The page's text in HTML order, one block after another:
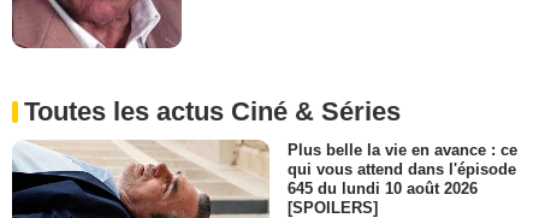
Toutes les actus Ciné & Séries
Plus belle la vie en avance : ce
qui vous attend dans l'épisode
645 du lundi 10 août 2026
[SPOILERS]